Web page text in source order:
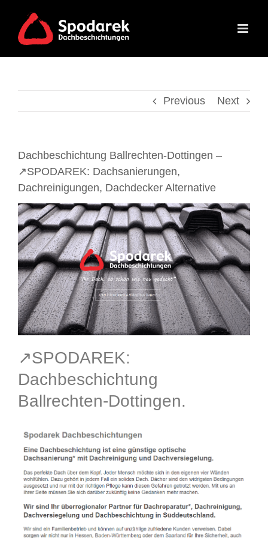
content
Previous Next
Dachbeschichtung Ballrechten-Dottingen –
↗️SPODAREK: Dachsanierungen,
Dachreinigungen, Dachdecker Alternative
↗️SPODAREK:
Dachbeschichtung
Ballrechten-Dottingen.